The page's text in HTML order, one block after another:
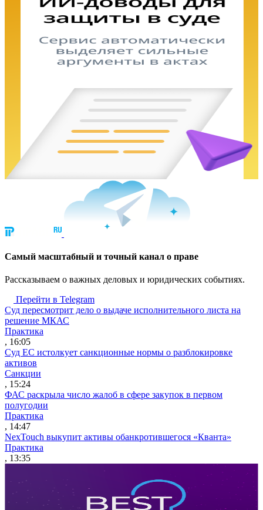
Cамый масштабный и точный канал о праве
Рассказываем о важных деловых и юридических событиях.
Перейти в Telegram
Суд пересмотрит дело о выдаче исполнительного листа на
решение МКАС
Практика
, 16:05
Суд ЕС истолкует санкционные нормы о разблокировке
активов
Санкции
, 15:24
ФАС раскрыла число жалоб в сфере закупок в первом
полугодии
Практика
, 14:47
NexTouch выкупит активы обанкротившегося «Кванта»
Практика
, 13:35